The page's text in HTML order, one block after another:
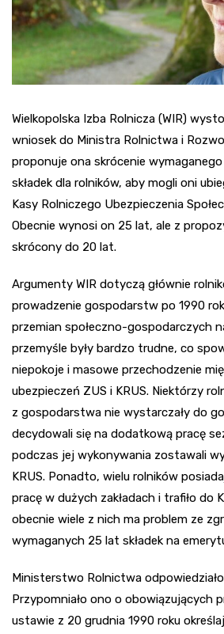
Wielkopolska Izba Rolnicza (WIR)
wniosek do Ministra Rolnictwa i
proponuje ona skrócenie wymaganego
składek dla rolników, aby mogli oni
Kasy Rolniczego Ubezpieczenia
Obecnie wynosi on 25 lat, ale z
skrócony do 20 lat.
Argumenty WIR dotyczą głównie
prowadzenie gospodarstw po 1990
przemian społeczno-gospodarczych
przemyśle były bardzo trudne, co
niepokoje i masowe przechodzenie
ubezpieczeń ZUS i KRUS. Niektórzy
z gospodarstwa nie wystarczały do
decydowali się na dodatkową pracę
podczas jej wykonywania zostawali
KRUS. Ponadto, wielu rolników
pracę w dużych zakładach i trafiło do
obecnie wiele z nich ma problem ze
wymaganych 25 lat składek na
Ministerstwo Rolnictwa odpowiedziało
Przypomniało ono o obowiązujących
ustawie z 20 grudnia 1990 roku